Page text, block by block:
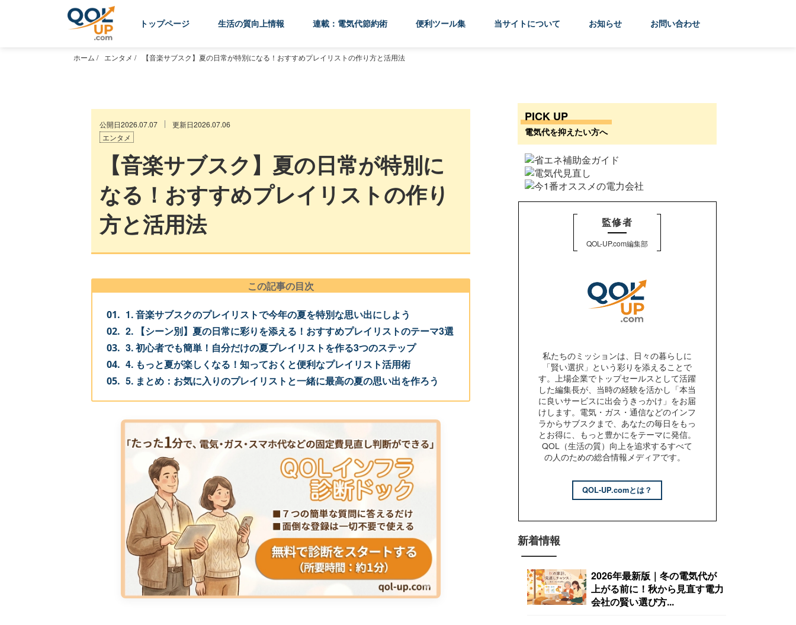
トップページ 生活の質向上情報 連載：電気代節約術 便利ツール集 当サイトについて お知らせ お問い合わせ
ホーム / エンタメ / 【音楽サブスク】夏の日常が特別になる！おすすめプレイリストの作り方と活用法
公開日2026.07.07
更新日2026.07.06
エンタメ
【音楽サブスク】夏の日常が特別に
なる！おすすめプレイリストの作り
方と活用法
この記事の目次
1. 音楽サブスクのプレイリストで今年の夏を特別な思い出にしよう
2. 【シーン別】夏の日常に彩りを添える！おすすめプレイリストのテーマ3選
3. 初心者でも簡単！自分だけの夏プレイリストを作る3つのステップ
4. もっと夏が楽しくなる！知っておくと便利なプレイリスト活用術
5. まとめ：お気に入りのプレイリストと一緒に最高の夏の思い出を作ろう
PICK UP
電気代を抑えたい方へ
監修者
QOL-UP.com編集部
私たちのミッションは、日々の暮らしに
「賢い選択」という彩りを添えることで
す。上場企業でトップセールスとして活躍
した編集長が、当時の経験を活かし「本当
に良いサービスに出会うきっかけ」をお届
けします。電気・ガス・通信などのインフ
ラからサブスクまで、あなたの毎日をもっ
とお得に、もっと豊かにをテーマに発信。
QOL（生活の質）向上を追求するすべて
の人のための総合情報メディアです。
QOL-UP.comとは？
新着情報
2026年最新版｜冬の電気代が
上がる前に！秋から見直す電力
会社の賢い選び方...